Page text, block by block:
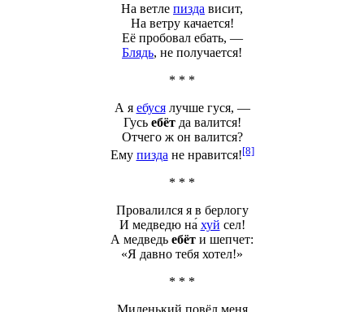
На ветле пизда висит,
На ветру качается!
Её пробовал ебать, —
Блядь, не получается!
* * *
А я ебусялучше гуся, —
Гусь ебётда валится!
Отчего ж он валится?
Ему пизда не нравится![8]
* * *
Провалился я в берлогу
И медведю на́ хуй сел!
А медведь ебёт и шепчет:
«Я давно тебя хотел!»
* * *